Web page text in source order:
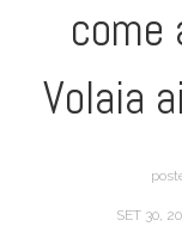
come
Volaia
SET 30,